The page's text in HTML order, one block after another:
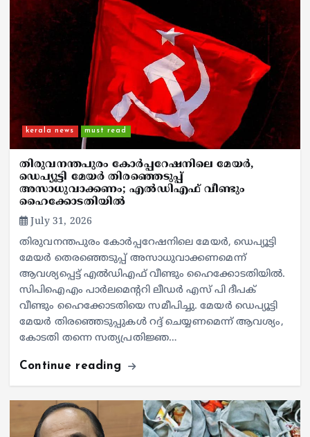
kerala news must read
തിരുവനന്തപുരം കോര്‍പ്പറേഷനിലെ മേയര്‍,
ഡെപ്യൂട്ടി മേയര്‍ തിരഞ്ഞെടുപ്പ്
അസാധുവാക്കണം; എല്‍ഡിഎഫ് വീണ്ടും
ഹൈക്കോടതിയില്‍
July 31, 2026
തിരുവനന്തപുരം കോര്‍പ്പറേഷനിലെ മേയര്‍, ഡെപ്യൂട്ടി
മേയര്‍ തെരഞ്ഞെടുപ്പ് അസാധുവാക്കണമെന്ന്
ആവശ്യപ്പെട്ട് എല്‍ഡിഎഫ് വീണ്ടും ഹൈക്കോടതിയില്‍.
സിപിഐഎം പാർലമെന്ററി ലീഡർ എസ് പി ദീപക്
വീണ്ടും ഹൈക്കോടതിയെ സമീപിച്ചു. മേയർ ഡെപ്യൂട്ടി
മേയർ തിരഞ്ഞെടുപ്പുകൾ റദ്ദ് ചെയ്യണമെന്ന് ആവശ്യം,
കോടതി തന്നെ സത്യപ്രതിജ്ഞ…
Continue reading